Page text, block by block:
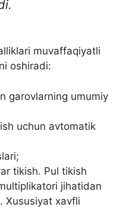
muvaffaqiyatli
oshiradi:
garovlarning umumiy
uchun avtomatik
tikish. Pul tikish
jihatidan
Xususiyat xavfli